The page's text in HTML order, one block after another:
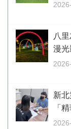
八
漫
新
「